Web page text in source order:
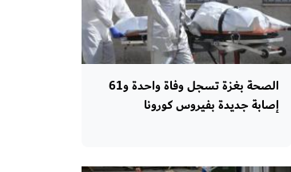
الصحة بغزة تسجل وفاة واحدة و61
إصابة جديدة بفيروس كورونا